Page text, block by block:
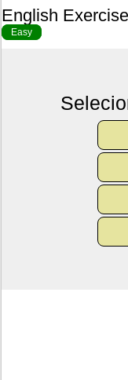
English
Easy